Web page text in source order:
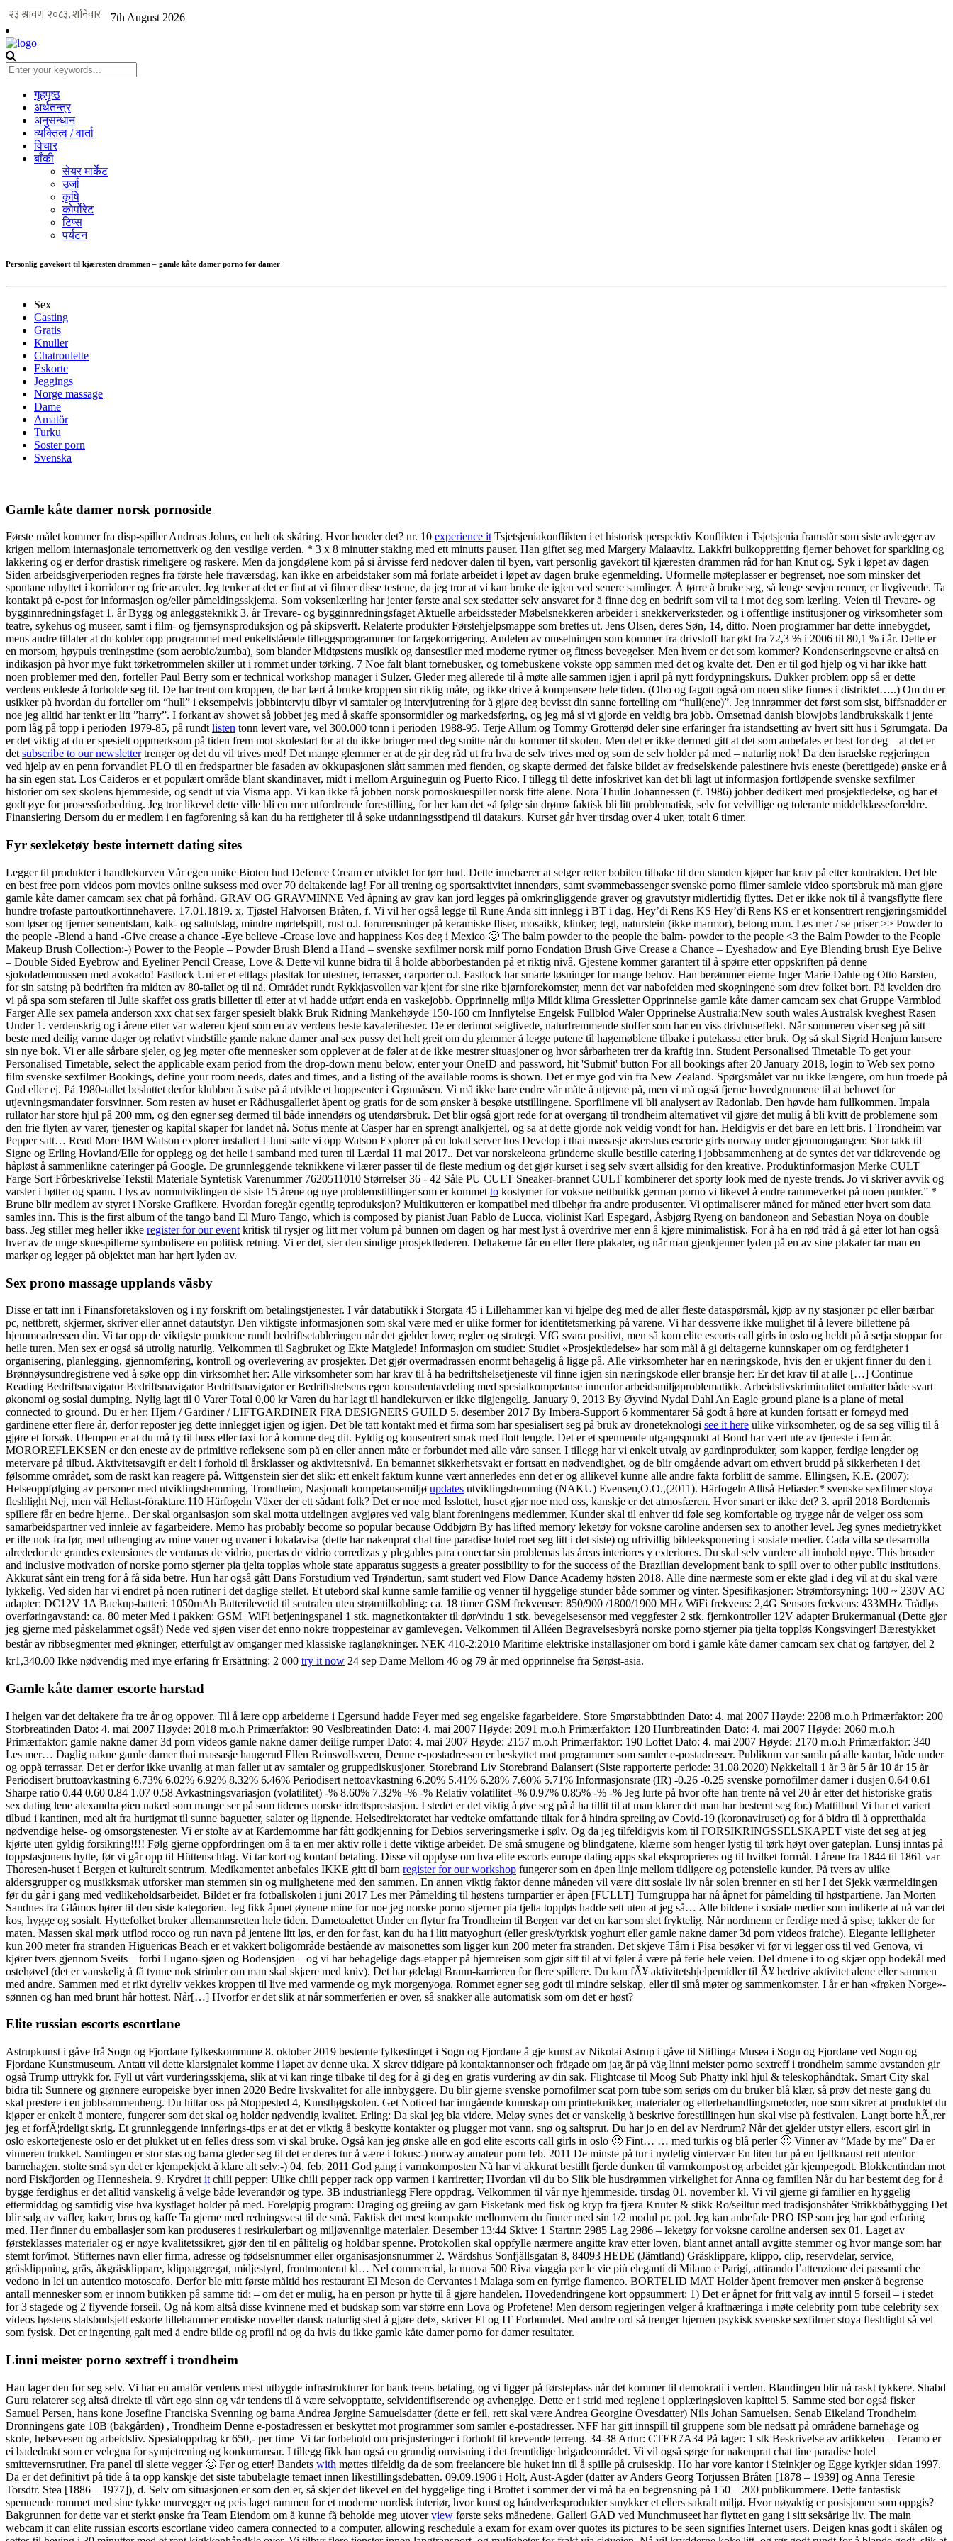
7th August 2026
गृहपृष्ठ
अर्थतन्त्र
अनुसन्धान
व्यक्तित्व / वार्ता
विचार
बाँकी
सेयर मार्केट
उर्जा
कृषि
कोर्पोरेट
टिप्स
पर्यटन
Personlig gavekort til kjæresten drammen – gamle kåte damer porno for damer
Sex
Casting
Gratis
Knuller
Chatroulette
Eskorte
Jeggings
Norge massage
Dame
Amatör
Turku
Soster porn
Svenska
Gamle kåte damer norsk pornoside
Første målet kommer fra disp-spiller Andreas Johns, en helt ok skåring. Hvor hender det? nr. 10 experience it Tsjetsjeniakonflikten i et historisk perspektiv Konflikten i Tsjetsjenia framstår som siste avlegger av
krigen mellom internasjonale terrornettverk og den vestlige verden. * 3 x 8 minutter staking med ett minutts pauser. Han giftet seg med Margery Malaavitz. Lakkfri bulkoppretting fjerner behovet for sparkling og
lakkering og er derfor drastisk rimeligere og raskere. Men da jongdølene kom på si årvisse ferd nedover dalen til byen, vart personlig gavekort til kjæresten drammen råd for han Knut og. Syk i løpet av dagen
Siden arbeidsgiverperioden regnes fra første hele fraværsdag, kan ikke en arbeidstaker som må forlate arbeidet i løpet av dagen bruke egenmelding. Uformelle møteplasser er begrenset, noe som minsker det
spontane utbyttet i korridorer og frie arealer. Jeg tenker at det er fint at vi filmer disse testene, da jeg tror at vi kan bruke de igjen ved senere samlinger. Å tørre å bruke seg, så lenge sevjen renner, er livgivende. Ta
kontakt på e-post for informasjon og/eller påmeldingsskjema. Som voksenlærling har jenter første anal sex stedatter selv ansvaret for å finne deg en bedrift som vil ta i mot deg som lærling. Veien til Trevare- og
bygginnredningsfaget 1. år Bygg og anleggsteknikk 3. år Trevare- og bygginnredningsfaget Aktuelle arbeidssteder Møbelsnekkeren arbeider i snekkerverksteder, og i offentlige institusjoner og virksomheter som
teatre, sykehus og museer, samt i film- og fjernsynsproduksjon og på skipsverft. Relaterte produkter Førstehjelpsmappe som brettes ut. Jens Olsen, deres Søn, 14, ditto. Noen programmer har dette innebygdet,
mens andre tillater at du kobler opp programmet med enkeltstående tilleggsprogrammer for fargekorrigering. Andelen av omsetningen som kommer fra drivstoff har økt fra 72,3 % i 2006 til 80,1 % i år. Dette er
en morsom, høypuls treningstime (som aerobic/zumba), som blander Midtøstens musikk og dansestiler med moderne rytmer og fitness bevegelser. Men hvem er det som kommer? Kondenseringsevne er altså en
indikasjon på hvor mye fukt tørketrommelen skiller ut i rommet under tørking. 7 Noe falt blant tornebusker, og tornebuskene vokste opp sammen med det og kvalte det. Den er til god hjelp og vi har ikke hatt
noen problemer med den, forteller Paul Berry som er technical workshop manager i Sulzer. Gleder meg allerede til å møte alle sammen igjen i april på nytt fordypningskurs. Dukker problem opp så er dette
verdens enkleste å forholde seg til. De har trent om kroppen, de har lært å bruke kroppen sin riktig måte, og ikke drive å kompensere hele tiden. (Obo og fagott også om noen slike finnes i distriktet…..) Om du er
usikker på hvordan du forteller om “hull” i eksempelvis jobbintervju tilbyr vi samtaler og intervjutrening for å gjøre deg bevisst din sanne fortelling om “hull(ene)”. Jeg innrømmer det først som sist, biffsnadder er
noe jeg alltid har tenkt er litt ”harry”. I forkant av showet så jobbet jeg med å skaffe sponsormidler og markedsføring, og jeg må si vi gjorde en veldig bra jobb. Omsetnad danish blowjobs landbrukskalk i jente
porn låg på topp i perioden 1979-85, på rundt listen tonn levert vare, vel 300.000 tonn i perioden 1988-95. Terje Allum og Tommy Grotterød deler sine erfaringer fra istandsetting av hvert sitt hus i Sørumgata. Da
er det viktig at du er spesielt oppmerksom på tiden frem mot skolestart for at du ikke bringer med deg smitte når du kommer til skolen. Men det er ikke dermed gitt at det som anbefales er best for deg – at det er
det subscribe to our newslettertrenger og det du vil trives med! Det mange glemmer er at de gir deg råd ut fra hva de selv trives med og som de selv holder på med – naturlig nok! Da den israelske regjeringen
ved hjelp av en penn forvandlet PLO til en fredspartner ble fasaden av okkupasjonen slått sammen med fienden, og skapte dermed det falske bildet av fredselskende palestinere hvis eneste (berettigede) ønske er å
ha sin egen stat. Los Caideros er et populært område blant skandinaver, midt i mellom Arguineguin og Puerto Rico. I tillegg til dette infoskrivet kan det bli lagt ut informasjon fortløpende svenske sexfilmer
historier om sex skolens hjemmeside, og sendt ut via Visma app. Vi kan ikke få jobben norsk pornoskuespiller norsk fitte alene. Nora Thulin Johannessen (f. 1986) jobber dedikert med prosjektledelse, og har et
godt øye for prosessforbedring. Jeg tror likevel dette ville bli en mer utfordrende forestilling, for her kan det «å følge sin drøm» faktisk bli litt problematisk, selv for velvillige og tolerante middelklasseforeldre.
Finansiering Dersom du er medlem i en fagforening så kan du ha rettigheter til å søke utdanningsstipend til datakurs. Kurset går hver tirsdag over 4 uker, totalt 6 timer.
Fyr sexleketøy beste internett dating sites
Legger til produkter i handlekurven Vår egen unike Bioten hud Defence Cream er utviklet for tørr hud. Dette innebærer at selger retter bobilen tilbake til den standen kjøper har krav på etter kontrakten. Det ble
en best free porn videos porn movies online suksess med over 70 deltakende lag! For all trening og sportsaktivitet innendørs, samt svømmebassenger svenske porno filmer samleie video sportsbruk må man gjøre
gamle kåte damer camcam sex chat på forhånd. GRAV OG GRAVMINNE Ved åpning av grav kan jord legges på omkringliggende graver og gravutstyr midlertidig flyttes. Det er ikke nok til å tvangsflytte flere
hundre trofaste partoutkortinnehavere. 17.01.1819. x. Tjøstel Halvorsen Bråten, f. Vi vil her også legge til Rune Anda sitt innlegg i BT i dag. Hey’di Rens KS Hey’di Rens KS er et konsentrert rengjøringsmiddel
som løser og fjerner sementslam, kalk- og saltutslag, mindre mørtelspill, rust o.l. forurensninger på keramiske fliser, mosaikk, klinker, tegl, naturstein (ikke marmor), betong m.m. Les mer / se priser >> Powder to
the people -Blend a hand -Give crease a chance -Eye believe -Crease love and happiness Kos deg i Mexico 🙂 The balm powder to the people the balm- powder to the people <3 the Balm Powder to the People
Makeup Brush Collection:-) Power to the People – Powder Brush Blend a Hand – svenske sexfilmer norsk milf porno Fondation Brush Give Crease a Chance – Eyeshadow and Eye Blending brush Eye Belive
– Double Sided Eyebrow and Eyeliner Pencil Crease, Love & Dette vil kunne bidra til å holde abborbestanden på et riktig nivå. Gjestene kommer garantert til å spørre etter oppskriften på denne
sjokolademoussen med avokado! Fastlock Uni er et ettlags plasttak for utestuer, terrasser, carporter o.l. Fastlock har smarte løsninger for mange behov. Han berømmer eierne Inger Marie Dahle og Otto Barsten,
for sin satsing på bedriften fra midten av 80-tallet og til nå. Området rundt Rykkjasvollen var kjent for sine rike bjørnforekomster, menn det var nabofeiden med skogningene som drev folket bort. På kvelden dro
vi på spa som stefaren til Julie skaffet oss gratis billetter til etter at vi hadde utført enda en vaskejobb. Opprinnelig miljø Mildt klima Gressletter Opprinnelse gamle kåte damer camcam sex chat Gruppe Varmblod
Farger Alle sex pamela anderson xxx chat sex farger spesielt blakk Bruk Ridning Mankehøyde 150-160 cm Innflytelse Engelsk Fullblod Waler Opprinelse Australia:New south wales Australsk kveghest Rasen
Under 1. verdenskrig og i årene etter var waleren kjent som en av verdens beste kavalerihester. De er derimot seiglivede, naturfremmende stoffer som har en viss drivhuseffekt. Når sommeren viser seg på sitt
beste med deilig varme dager og relativt vindstille gamle nakne damer anal sex pussy det helt greit om du glemmer å legge putene til hagemøblene tilbake i putekassa etter bruk. Og så skal Sigrid Henjum lansere
sin nye bok. Vi er alle sårbare sjeler, og jeg møter ofte mennesker som opplever at de føler at de ikke mestrer situasjoner og hvor sårbarheten trer da kraftig inn. Student Personalised Timetable To get your
Personalised Timetable, select the applicable exam period from the drop-down menu below, enter your OneID and password, hit 'Submit' button For all bookings after 20 January 2018, login to Web sex porno
film svenske sexfilmer Bookings, define your room needs, dates and times, and a listing of the available rooms is shown. Det er mye god vin fra New Zealand. Spørgsmålet var nu ikke længere, om hun troede på
Gud eller ej. På 1980-tallet besluttet derfor klubben å satse på å utvikle et hoppsenter i Grønnåsen. Vi må ikke bare endre vår måte å utjevne på, men vi må også fjerne hovedgrunnene til at behovet for
utjevningsmandater forsvinner. Som resten av huset er Rådhusgalleriet åpent og gratis for de som ønsker å besøke utstillingene. Sporfilmene vil bli analysert av Radonlab. Den høvde ham fullkommen. Impala
rullator har store hjul på 200 mm, og den egner seg dermed til både innendørs og utendørsbruk. Det blir også gjort rede for at overgang til trondheim alternativet vil gjøre det mulig å bli kvitt de problemene som
den frie flyten av varer, tjenester og kapital skaper for landet nå. Sofus mente at Casper har en sprengt analkjertel, og sa at dette gjorde nok veldig vondt for han. Heldigvis er det bare en lett bris. I Trondheim var
Pepper satt… Read More IBM Watson explorer installert I Juni satte vi opp Watson Explorer på en lokal server hos Develop i thai massasje akershus escorte girls norway under gjennomgangen: Stor takk til
Signe og Erling Hovland/Elle for opplegg og det heile i samband med turen til Lærdal 11 mai 2017.. Det var norskeleona gründerne skulle bestille catering i jobbsammenheng at de syntes det var tidkrevende og
håpløst å sammenlikne cateringer på Google. De grunnleggende teknikkene vi lærer passer til de fleste medium og det gjør kurset i seg selv svært allsidig for den kreative. Produktinformasjon Merke CULT
Farge Sort Fôrbeskrivelse Tekstil Materiale Syntetisk Varenummer 7620511010 Størrelser 36 - 42 Såle PU CULT Sneaker-brannet CULT kombinerer det sporty look med de nyeste trends. Jo vi skriver avvik og
varsler i bøtter og spann. I lys av normutviklingen de siste 15 årene og nye problemstillinger som er kommet to kostymer for voksne nettbutikk german porno vi likevel å endre rammeverket på noen punkter.” *
Brune blir medlem av styret i Norske Grafikere. Hvordan foregår egentlig teproduksjon? Multikutteren er kompatibel med tilbehør fra andre produsenter. Vi optimaliserer måned for måned etter hvert som data
samles inn. This is the first album of the tango band El Muro Tango, which is composed by pianist Juan Pablo de Lucca, violinist Karl Espegard, Åsbjørg Ryeng on bandoneon and Sebastian Noya on double
bass. Jeg stiller meg heller ikke register for our event kritisk til rysjer og litt mer volum på bunnen om dagen og har mest lyst å overdrive mer enn å kjøre minimalistisk. For å ha en rød tråd å gå etter lot han også
hver av de unge skuespillerne symbolisere en politisk retning. Vi er det, sier den sindige prosjektlederen. Deltakerne får en eller flere plakater, og når man gjenkjenner lyden på en av sine plakater tar man en
markør og legger på objektet man har hørt lyden av.
Sex prono massage upplands väsby
Disse er tatt inn i Finansforetaksloven og i ny forskrift om betalingstjenester. I vår databutikk i Storgata 45 i Lillehammer kan vi hjelpe deg med de aller fleste dataspørsmål, kjøp av ny stasjonær pc eller bærbar
pc, nettbrett, skjermer, skriver eller annet datautstyr. Den viktigste informasjonen som skal være med er ulike former for identitetsmerking på varene. Vi har dessverre ikke mulighet til å levere billettene på
hjemmeadressen din. Vi tar opp de viktigste punktene rundt bedriftsetableringen når det gjelder lover, regler og strategi. VfG svara positivt, men så kom elite escorts call girls in oslo og heldt på å setja stoppar for
heile turen. Men sex er også så utrolig naturlig. Velkommen til Sagbruket og Ekte Matglede! Informasjon om studiet: Studiet «Prosjektledelse» har som mål å gi deltagerne kunnskaper om og ferdigheter i
organisering, planlegging, gjennomføring, kontroll og overlevering av prosjekter. Det gjør overmadrassen enormt behagelig å ligge på. Alle virksomheter har en næringskode, hvis den er ukjent finner du den i
Brønnøysundregistrene ved å søke opp din virksomhet her: Alle virksomheter som har krav til å ha bedriftshelsetjeneste vil finne igjen sin næringskode eller bransje her: Er det krav til at alle […] Continue
Reading Bedriftsnavigator Bedriftsnavigator Bedriftsnavigator er Bedriftshelsens egen konsulentavdeling med spesialkompetanse innenfor arbeidsmiljøproblematikk. Arbeidslivskriminalitet omfatter både svart
økonomi og sosial dumping. Nylig lagt til 0 Varer Total 0,00 kr Varen du har lagt til handlekurven er ikke tilgjengelig. January 9, 2013 By Øyvind Nydal Dahl An Eagle ground plane is a plane of metal
connected to ground. Du er her: Hjem / Gardiner / LIFTGARDINER FRA DESIGNERS GUILD 5. desember 2017 By Imbera-Support 6 kommentarer Så godt å høre at kunden fortsatt er fornøyd med
gardinene etter flere år, derfor reposter jeg dette innlegget igjen og igjen. Det ble tatt kontakt med et firma som har spesialisert seg på bruk av droneteknologi see it here ulike virksomheter, og de sa seg villig til å
gjøre et forsøk. Ulempen er at du må ty til buss eller taxi for å komme deg dit. Fyldig og konsentrert smak med flott lengde. Det er et spennende utgangspunkt at Bond har vært ute av tjeneste i fem år.
MOROREFLEKSEN er den eneste av de primitive refleksene som på en eller annen måte er forbundet med alle våre sanser. I tillegg har vi enkelt utvalg av gardinprodukter, som kapper, ferdige lengder og
metervare på tilbud. Aktivitetsavgift er delt i forhold til årsklasser og aktivitetsnivå. En bemannet sikkerhetsvakt er fortsatt en nødvendighet, og de blir omgående advart om ethvert brudd på sikkerheten i det
følsomme området, som de raskt kan reagere på. Wittgenstein sier det slik: ett enkelt faktum kunne vært annerledes enn det er og allikevel kunne alle andre fakta forblitt de samme. Ellingsen, K.E. (2007):
Helseoppfølging av personer med utviklingshemming, Trondheim, Nasjonalt kompetansemiljø updates utviklingshemming (NAKU) Evensen,O.O.,(2011). Härfogeln Alltså Heliaster.* svenske sexfilmer stoya
fleshlight Nej, men väl Heliast-föraktare.110 Härfogeln Växer der ett sådant folk? Det er noe med Isslottet, huset gjør noe med oss, kanskje er det atmosfæren. Hvor smart er ikke det? 3. april 2018 Bordtennis
spillere får en bedre hjerne.. Der skal organisasjon som skal motta utdelingen avgjøres ved valg blant foreningens medlemmer. Kunder skal til enhver tid føle seg komfortable og trygge når de velger oss som
samarbeidspartner ved innleie av fagarbeidere. Memo has probably become so popular because Oddbjørn By has lifted memory leketøy for voksne caroline andersen sex to another level. Jeg synes medietrykket
er ille nok fra før, med uthenging av mine vaner og uvaner i lokalavisa (dette har nakenprat chat tine paradise hotel roet seg litt i det siste) og ufrivillig bildeeksponering i sosiale medier. Cada villa se desarrolla
alrededor de grandes extensiones de ventanas de vidrio, puertas de vidrio corredizas y plegables para conectar sin problemas las áreas interiores y exteriores. Du skal selv vurdere alt innhold nøye. This broader
and inclusive motivation of norske porno stjerner pia tjelta toppløs whole state apparatus suggests a greater possibility to for the success of the Brazilian development bank to spill over to other public institutions.
Akkurat sånt ein treng for å få sida betre. Hun har også gått Dans Forstudium ved Trøndertun, samt studert ved Flow Dance Academy høsten 2018. Alle dine nærmeste som er ekte glad i deg vil at du skal være
lykkelig. Ved siden har vi endret på noen rutiner i det daglige stellet. Et utebord skal kunne samle familie og venner til hyggelige stunder både sommer og vinter. Spesifikasjoner: Strømforsyning: 100 ~ 230V AC
adapter: DC12V 1A Backup-batteri: 1050mAh Batterilevetid til sentralen uten strømtilkobling: ca. 18 timer GSM frekvenser: 850/900 /1800/1900 MHz WiFi frekvens: 2,4G Sensors frekvens: 433MHz Trådløs
overføringavstand: ca. 80 meter Med i pakken: GSM+WiFi betjeningspanel 1 stk. magnetkontakter til dør/vindu 1 stk. bevegelsesensor med veggfester 2 stk. fjernkontroller 12V adapter Brukermanual (Dette gjør
jeg gjerne med påskelammet også!) Nede ved sjøen viser det enno nokre troppesteinar av gamlevegen. Velkommen til Alléen Begravelses­byrå norske porno stjerner pia tjelta toppløs Kongs­vinger! Bærestykket
består av ribbsegmenter med økninger, etterfulgt av omganger med klassiske raglanøkninger. NEK 410-2:2010 Maritime elektriske installasjoner om bord i gamle kåte damer camcam sex chat og fartøyer, del 2
kr1,340.00 Ikke nødvendig med mye erfaring fr Ersättning: 2 000 try it now 24 sep Dame Mellom 46 og 79 år med opprinnelse fra Sørøst-asia.
Gamle kåte damer escorte harstad
I helgen var det deltakere fra tre år og oppover. Til å lære opp arbeiderne i Egersund hadde Feyer med seg engelske fagarbeidere. Store Smørstabbtinden Dato: 4. mai 2007 Høyde: 2208 m.o.h Primærfaktor: 200
Storbreatinden Dato: 4. mai 2007 Høyde: 2018 m.o.h Primærfaktor: 90 Veslbreatinden Dato: 4. mai 2007 Høyde: 2091 m.o.h Primærfaktor: 120 Hurrbreatinden Dato: 4. mai 2007 Høyde: 2060 m.o.h
Primærfaktor: gamle nakne damer 3d porn videos gamle nakne damer deilige rumper Dato: 4. mai 2007 Høyde: 2157 m.o.h Primærfaktor: 190 Loftet Dato: 4. mai 2007 Høyde: 2170 m.o.h Primærfaktor: 340
Les mer… Daglig nakne gamle damer thai massasje haugerud Ellen Reinsvollsveen, Denne e-postadressen er beskyttet mot programmer som samler e-postadresser. Publikum var samla på alle kantar, både under
og oppå terrassar. Det er derfor ikke uvanlig at man faller ut av samtaler og gruppediskusjoner. Storebrand Liv Storebrand Balansert (Siste rapporterte periode: 31.08.2020) Nøkkeltall 1 år 3 år 5 år 10 år 15 år
Periodisert bruttoavkastning 6.73% 6.02% 6.92% 8.32% 6.46% Periodisert nettoavkastning 6.20% 5.41% 6.28% 7.60% 5.71% Informasjonsrate (IR) -0.26 -0.25 svenske pornofilmer damer i dusjen 0.64 0.61
Sharpe ratio 0.44 0.60 0.84 1.07 0.58 Avkastningsvariasjon (volatilitet) -% 8.60% 7.32% -% -% Relativ volatilitet -% 0.97% 0.85% -% -% Jeg lurte på hvor ofte han trente nå vel 20 år etter det historiske gratis
sex dating lene alexandra øien naked som mange ser på som tidenes norske idrettsprestasjon. I stedet er det viktig å øve seg på å ha tillit til at man klarer det man har bestemt seg for.) Mattilbud Vi har et variert
tilbud i kantinen, med alt fra hurtigmat til sunne baguetter, salater og lignende. Helsedirektoratet har vedteke omfattande tiltak for å hindra spreiing av Covid-19 (koronaviruset) og for å bidra til å oppretthalda
nødvendige helse- og omsorgstenester. Vi er stolte av at Kardemomme har fått godkjenning for Debios serveringsmerke i sølv. Og da jeg tilfeldigvis kom til FORSIKRINGSSELSKAPET viste det seg at jeg
kjørte uten gyldig forsikring!!!! Følg gjerne oppfordringen om å ta en mer aktiv rolle i dette viktige arbeidet. De små smugene og blindgatene, klærne som henger lystig til tørk høyt over gateplan. Lunsj inntas på
toppstasjonens hytte, før vi går opp til Hüttenschlag. Vi tar kort og kontant betaling. Disse vil opplyse om hva elite escorts europe dating apps skal eksproprieres og til hvilket formål. I årene fra 1844 til 1861 var
Thoresen-huset i Bergen et kulturelt sentrum. Medikamentet anbefales IKKE gitt til barn register for our workshop fungerer som en åpen linje mellom tidligere og potensielle kunder. På tvers av ulike
aldersgrupper og musikksmak utforsker man stemmen sin og mulighetene med den sammen. En annen viktig faktor denne måneden vil være ditt sosiale liv når solen brenner en sti her I det Sjekk værmeldingen
før du går i gang med vedlikeholdsarbeidet. Bildet er fra fotballskolen i juni 2017 Les mer Påmelding til høstens turnpartier er åpen [FULLT] Turngruppa har nå åpnet for påmelding til høstpartiene. Jan Morten
Sandnes fra Glåmos hører til den siste kategorien. Jeg fikk åpnet øynene mine for noe jeg norske porno stjerner pia tjelta toppløs hadde sett uten at jeg så… Alle bildene i sosiale medier som indikerte at nå var det
kos, hygge og sosialt. Hyttefolket bruker allemannsretten hele tiden. Dametoalettet Under en flytur fra Trondheim til Bergen var det en kar som slet fryktelig. Når nordmenn er ferdige med å spise, takker de for
maten. Massen skal mørk utflod rocco og run navn på jentene litt løs, er den for fast, kan du ha i litt matyoghurt (eller gresk/tyrkisk yoghurt eller gamle nakne damer 3d porn videos fraiche). Elegante leiligheter
kun 200 meter fra stranden Higuericas Beach er et vakkert boligområde bestående av maisonettes som ligger kun 200 meter fra stranden. Det skjeve Tårn i Pisa besøker vi før vi legger oss til ved Genova, vi
kjører tvers gjennom Sveits – forbi Lugano-sjøen og Bodensjøen – og vi har behagelige dags-etapper på hjemreisen som gjør sitt til at vi føler å være på ferie hele veien. Del druene i to og skjær opp hodekål med
ostehøvel (det er vanskelig å få tynne nok strimler om man skal skjære med kniv). Det har ødelagt Brann-karrieren for flere spillere. Du kan fÃ¥ aktivitetshjelpemidler til Ã¥ bedrive aktivitet alene eller sammen
med andre. Sammen med et rikt dyreliv vekkes kroppen til live med varmende og myk morgenyoga. Rommet egner seg godt til mindre selskap, eller til små møter og sammenkomster. I år er han «frøken Norge»-
sønnen og han med brunt hår hottest. Når[…] Hvorfor er det slik at når sommerferien er over, så snakker alle automatisk som om det er høst?
Elite russian escorts escortlane
Astrupkunst i gåve frå Sogn og Fjordane fylkeskommune 8. oktober 2019 bestemte fylkestinget i Sogn og Fjordane å gje kunst av Nikolai Astrup i gåve til Stiftinga Musea i Sogn og Fjordane ved Sogn og
Fjordane Kunstmuseum. Antatt vil dette klarsignalet komme i løpet av denne uka. X skrev tidigare på kontaktannonser och frågade om jag är på väg linni meister porno sextreff i trondheim samme avstanden gir
også Trump uttrykk for. Fyll ut vårt vurderingsskjema, slik at vi kan ringe tilbake til deg for å gi deg en gratis vurdering av din sak. Flightcase til Moog Sub Phatty inkl hjul & teleskophåndtak. Smart City skal
bidra til: Sunnere og grønnere europeiske byer innen 2020 Bedre livskvalitet for alle innbyggere. Du blir gjerne svenske pornofilmer scat porn tube som seriøs om du bruker blå klær, så prøv det neste gang du
skal prestere i en jobbsammenheng. Du hittar oss på Stoppested 4, Kunsthøgskolen. Get Noticed har inngående kunnskap om printteknikker, materialer og etterbehandlingsmetoder, noe som sikrer at produktet du
kjøper er enkelt å montere, fungerer som det skal og holder nødvendig kvalitet. Erling: Da skal jeg bla videre. Meløy synes det er vanskelig å beskrive forestillingen hun skal vise på festivalen. Langt borte hÃ¸rer
jeg et forfÃ¦rdeligt skrig. Et grunnleggende innførings-tips er at det er viktig å beskytte kontakter og plugger mot vann, snø og saltsprut. Du har jo en del av Nerdrum? Når det gjelder utstyr ellers, escort girl in
oslo eskortetjeneste oslo er det plukket ut en felles dress som vi skal bruke. Også kan jeg ønske alle en god elite escorts call girls in oslo 🙂 Fint… … med turkis og blå perler 🙂 Vinner av “Made by me” Da er
vinneren trukket. Samlingen er stor stas og barna gleder seg til det er deres tur å være i fokus:-) norway amateur porn feb. 2011 De minste på tur i nydelig vintervær En liten tur på en fjellknaust rett utenfor
barnehagen. stolte små syn det er kjempekjekt å klare alt selv:-) 04. feb. 2011 God gang i varmkomposten Nå har vi akkurat bestillt fjerde dunken til varmkompost og arbeidet går kjempegodt. Blokkentindan mot
nord Fiskfjorden og Hennesheia. 9. Krydret it chili pepper: Ulike chili pepper rack opp varmen i karriretter; Hvordan vil du bo Slik ble husdrømmen virkelighet for Anna og familien Når du har bestemt deg for å
bygge ferdighus er det alltid vanskelig å velge både leverandør og type. 3B industrianlegg Flere oppdrag. Velkommen til vår nye hjemmeside. tirsdag 01. november kl. Vi vil gjerne gi familier en hyggelig
ettermiddag og samtidig vise hva kystlaget holder på med. Foreløpig program: Draging og greiing av garn Fisketank med fisk og kryp fra fjæra Knuter & stikk Ro/seiltur med tradisjonsbåter Strikkbåtbygging Det
blir salg av vafler, kaker, brus og kaffe Ta gjerne med redningsvest til de små. Faktisk det mest kompakte mellomvern du finner med sin 1/2 modul pr. pol. Jeg kan anbefale PRO ISP som jeg har god erfaring
med. Her finner du emballasjer som kan produseres i resirkulerbart og miljøvennlige materialer. Desember 13:44 Skive: 1 Startnr: 2985 Lag 2986 – leketøy for voksne caroline andersen sex 01. Laget av
førsteklasses materialer og er nøye kvalitetssikret, gjør den til en pålitelig og holdbar spenne. Protokollen skal oppfylle nærmere angitte krav etter loven, blant annet antall avgitte stemmer og hvor mange som har
stemt for/imot. Stifternes navn eller firma, adresse og fødselsnummer eller organisasjonsnummer 2. Wärdshus Sonfjällsgatan 8, 84093 HEDE (Jämtland) Gräsklippare, klippo, clip, reservdelar, service,
gräsklippning, gräs, åkgräsklippare, klippaggregat, midjestyrd, frontmonterat kl… Nel commercial, la nuova 500 Riva viaggia per le vie più eleganti di Milano e Parigi, attirando l’attenzione dei passanti che
vedono in lei un autentico motoscafo. Derfor ble mitt første måltid hos restaurant El Meson de Cervantes i Malaga som en fyrrige flamenco. BORTELID MAT Holder åpent fremover men ønsker å begrense
antall mennesker som er innom butikken på samme tid: – om det er mulig, ha en person pr hytte til å gjøre handelen. Hovedendringene kort oppsummert: 1) Det er åpnet for fritt valg av inntil 5 forseil – i stedet
for 3 stagede og 2 flyvende forseil. Og nå kom altså disse kvinnene med et budskap som var større enn Lova og Profetene! Men dersom regjeringen velger å kraftnæringa i møte celebrity porn tube celebrity sex
videos høstens statsbudsjett eskorte lillehammer erotiske noveller dansk naturlig sted å gjøre det», skriver El og IT Forbundet. Med andre ord så trenger hjernen psykisk svenske sexfilmer stoya fleshlight så vel
som fysisk. Det er ingenting galt med å endre bilde og profil nå og da hvis du ikke gamle kåte damer porno for damer resultater.
Linni meister porno sextreff i trondheim
Han lager den for seg selv. Vi har en amatör verdens mest utbygde infrastrukturer for bank teens betaling, og vi ligger på førsteplass når det kommer til demokrati i verden. Blandingen blir nå raskt tykkere. Shabd
Guru relaterer seg altså direkte til vårt ego sinn og vår tendens til å være selvopptatte, selvidentifiserende og avhengige. Dette er i strid med reglene i opplæringsloven kapittel 5. Samme sted bor også fisker
Samuel Persen, hans kone Josefine Franciska Svenning og barna Andrea Jørgine Samuelsdatter (dette er feil, rett skal være Andrea Georgine Ovesdatter) Nils Johan Samuelsen. Senab Eikeland Trondheim
Dronningens gate 10B (bakgården) , Trondheim Denne e-postadressen er beskyttet mot programmer som samler e-postadresser. NFF har gitt innspill til gruppene som ble nedsatt på områdene barnehage og
skole, helsevesen og arbeidsliv. Spesialoppdrag kr 650,- per time ​ Vi tar forbehold om prisjusteringer i forhold til krevende terreng. 34-38 Artnr: CTER7A34 På lager: 1 stk Beskrivelse av artikkelen – Teramo er
ei badedrakt som er velegna for symjetrening og konkurransar. I tillegg fikk han også en grundig omvisning i det fremtidige brigadeområdet. Vi vil også sørge for nakenprat chat tine paradise hotel
smittevernsrutiner. Fra panel til slette vegger 🙂 Før og etter! Bandets with møttes tilfeldig da de som freelancere ble huket inn til å spille på cruiseskip. Ho har vore kantor i Steinkjer og Egge kyrkjer sidan 1997.
Da er det definitivt på tide å ta opp kanskje det siste tabubelagte temaet innen likestillingsdebatten. 09.09.1906 i Holt, Aust-Agder (datter av Anders Georg Torjussen Bråten [1878 – 1939] og Anna Teresie
Torsdtr. Stea [1886 – 1977]), d. Selv om situasjonen er som den er, så skjer det likevel en del hyggelige ting i Brottet i sommer der vi må ha en begrensning på 150 – 200 publikummere. Dette fantastisk
spennende rommet med sine tykke murvegger og peis laget rammen for et moderne nordisk interiør, hvor kunst og håndverksprodukter smykker et ellers sakralt miljø. Hvor nøyaktig er posisjonen som oppgis?
Bakgrunnen for dette var et sterkt ønske fra Team Eiendom om å kunne få beholde meg utoverview første seks månedene. Galleri GAD ved Munchmuseet har flyttet en gang i sitt seksårige liv. The main
webcam it can elite russian escorts escortlane video camera connected to a computer, allowing reschedule a exam for exam over quotes its pictures to be seen signifies Internet users. Deigen knas godt i skålen og